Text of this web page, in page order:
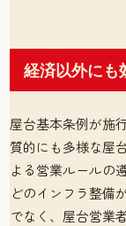
経済以外にも
屋台基本条例が施
質的にも多様な屋
よる営業ルールの
どのインフラ整備
でなく、屋台営業